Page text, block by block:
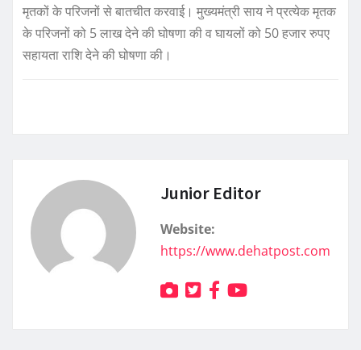
मृतकों के परिजनों से बातचीत करवाई। मुख्यमंत्री साय ने प्रत्येक मृतक
के परिजनों को 5 लाख देने की घोषणा की व घायलों को 50 हजार रुपए
सहायता राशि देने की घोषणा की।
Junior Editor
Website:
https://www.dehatpost.com